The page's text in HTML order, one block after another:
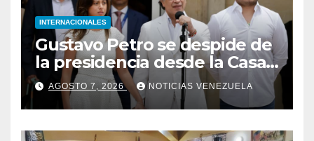
INTERNACIONALES
Gustavo Petro se despide de
la presidencia desde la Casa
de Nariño
AGOSTO 7, 2026 NOTICIAS VENEZUELA